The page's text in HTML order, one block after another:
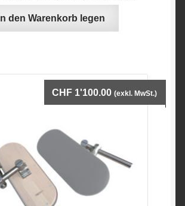
In den Warenkorb legen
CHF 1'100.00 (exkl. MwSt.)